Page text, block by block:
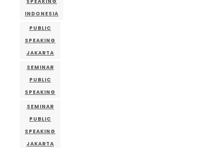
INDONESIA
PUBLIC
SPEAKING
JAKARTA
SEMINAR
PUBLIC
SPEAKING
SEMINAR
PUBLIC
SPEAKING
JAKARTA